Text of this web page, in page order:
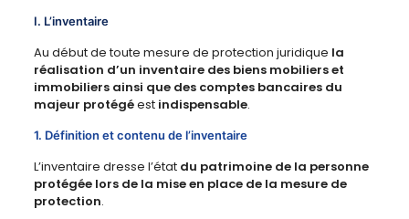
I. L’inventaire
Au début de toute mesure de protection juridique la
réalisation d’un inventaire des biens mobiliers et
immobiliers ainsi que des comptes bancaires du
majeur protégéest indispensable.
1. Définition et contenu de l’inventaire
L’inventaire dresse l’état du patrimoine de la personne
protégée lors de la mise en place de la mesure de
protection.